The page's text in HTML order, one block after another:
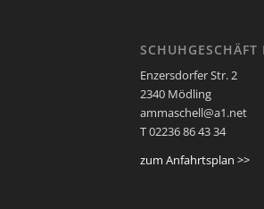
Enzersdorfer Str. 2
2340 Mödling
ammaschell@a1.net
T 02236 86 43 34
zum Anfahrtsplan >>